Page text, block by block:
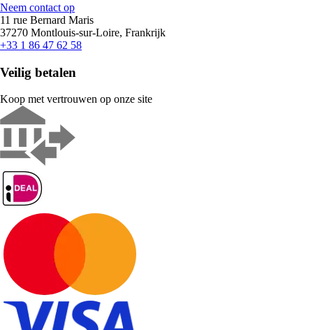
Neem contact op
11 rue Bernard Maris
37270 Montlouis-sur-Loire, Frankrijk
+33 1 86 47 62 58
Veilig betalen
Koop met vertrouwen op onze site